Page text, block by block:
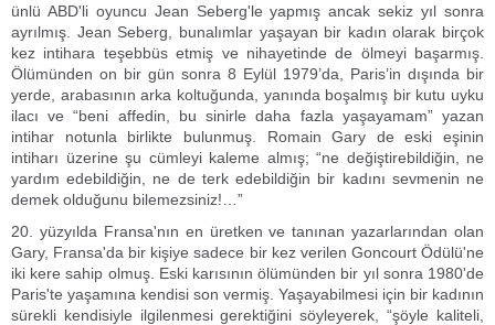
ünlü ABD'li oyuncu Jean Seberg'le yapmış ancak sekiz yıl sonra
ayrılmış. Jean Seberg, bunalımlar yaşayan bir kadın olarak birçok
kez intihara teşebbüs etmiş ve nihayetinde de ölmeyi başarmış.
Ölümünden on bir gün sonra 8 Eylül 1979’da, Paris’in dışında bir
yerde, arabasının arka koltuğunda, yanında boşalmış bir kutu uyku
ilacı ve “beni affedin, bu sinirle daha fazla yaşayamam” yazan
intihar notunla birlikte bulunmuş. Romain Gary de eski eşinin
intiharı üzerine şu cümleyi kaleme almış; “ne değiştirebildiğin, ne
yardım edebildiğin, ne de terk edebildiğin bir kadını sevmenin ne
demek olduğunu bilemezsiniz!…”
20. yüzyılda Fransa'nın en üretken ve tanınan yazarlarından olan
Gary, Fransa'da bir kişiye sadece bir kez verilen Goncourt Ödülü'ne
iki kere sahip olmuş. Eski karısının ölümünden bir yıl sonra 1980'de
Paris'te yaşamına kendisi son vermiş. Yaşayabilmesi için bir kadının
sürekli kendisiyle ilgilenmesi gerektiğini söyleyerek, “şöyle kaliteli,